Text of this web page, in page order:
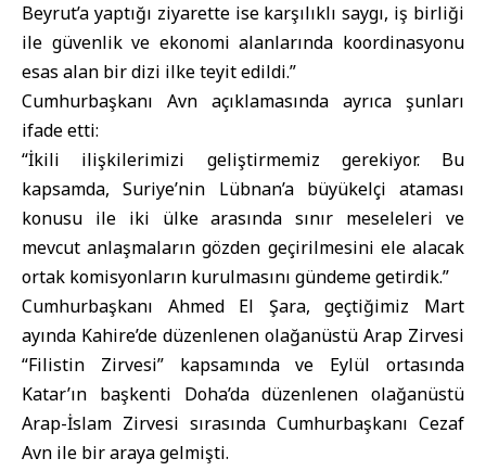
Beyrut’a yaptığı ziyarette ise karşılıklı saygı, iş birliği
ile güvenlik ve ekonomi alanlarında koordinasyonu
esas alan bir dizi ilke teyit edildi.”
Cumhurbaşkanı Avn açıklamasında ayrıca şunları
ifade etti:
“İkili ilişkilerimizi geliştirmemiz gerekiyor. Bu
kapsamda, Suriye’nin Lübnan’a büyükelçi ataması
konusu ile iki ülke arasında sınır meseleleri ve
mevcut anlaşmaların gözden geçirilmesini ele alacak
ortak komisyonların kurulmasını gündeme getirdik.”
Cumhurbaşkanı Ahmed El Şara, geçtiğimiz Mart
ayında Kahire’de düzenlenen olağanüstü Arap Zirvesi
“Filistin Zirvesi” kapsamında ve Eylül ortasında
Katar’ın başkenti Doha’da düzenlenen olağanüstü
Arap-İslam Zirvesi sırasında Cumhurbaşkanı Cezaf
Avn ile bir araya gelmişti.